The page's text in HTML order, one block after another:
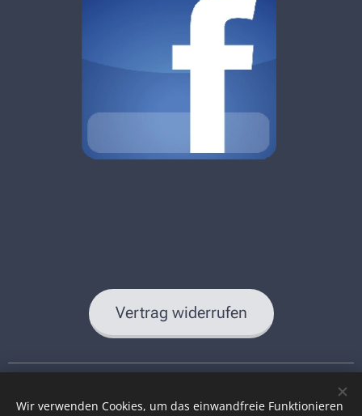
Vertrag widerrufen
Barrierefreiheit
Wir verwenden Cookies, um das einwandfreie Funktionieren